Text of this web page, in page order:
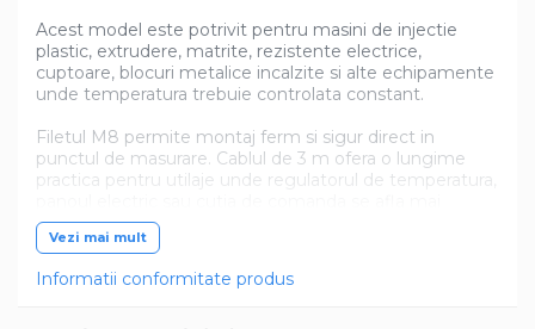
Acest model este potrivit pentru masini de injectie
plastic, extrudere, matrite, rezistente electrice,
cuptoare, blocuri metalice incalzite si alte echipamente
unde temperatura trebuie controlata constant.
Filetul M8 permite montaj ferm si sigur direct in
punctul de masurare. Cablul de 3 m ofera o lungime
practica pentru utilaje unde regulatorul de temperatura,
departe de zona incalzita.
fabrici si ateliere de mentenanta care cauta un senzor
Vezi mai mult
Informatii conformitate produs